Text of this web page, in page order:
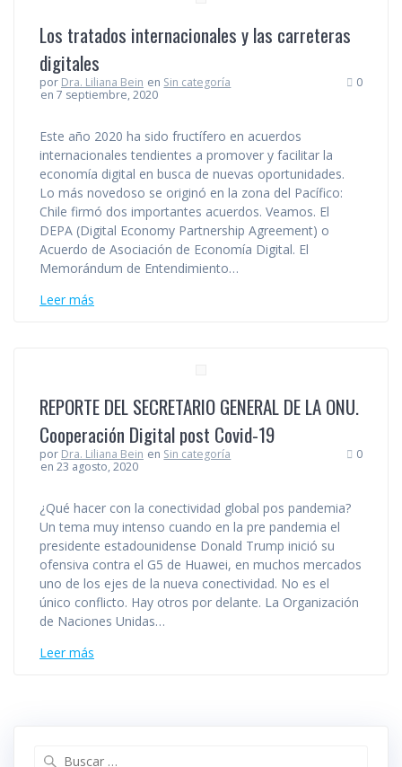
Los tratados internacionales y las carreteras
digitales
por Dra. Liliana Bein en Sin categoría
en 7 septiembre, 2020
0
Este año 2020 ha sido fructífero en acuerdos
internacionales tendientes a promover y facilitar la
economía digital en busca de nuevas oportunidades.
Lo más novedoso se originó en la zona del Pacífico:
Chile firmó dos importantes acuerdos. Veamos. El
DEPA (Digital Economy Partnership Agreement) o
Acuerdo de Asociación de Economía Digital. El
Memorándum de Entendimiento…
Leer más
REPORTE DEL SECRETARIO GENERAL DE LA ONU.
Cooperación Digital post Covid-19
por Dra. Liliana Bein en Sin categoría
en 23 agosto, 2020
0
¿Qué hacer con la conectividad global pos pandemia?
Un tema muy intenso cuando en la pre pandemia el
presidente estadounidense Donald Trump inició su
ofensiva contra el G5 de Huawei, en muchos mercados
uno de los ejes de la nueva conectividad. No es el
único conflicto. Hay otros por delante. La Organización
de Naciones Unidas…
Leer más